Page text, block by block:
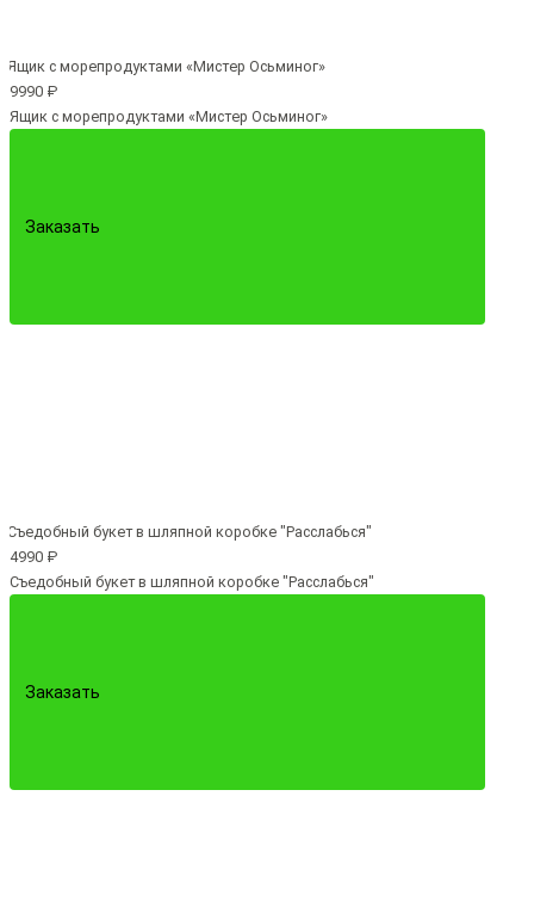
9990 ₽
Ящик с морепродуктами «Мистер Осьминог»
Заказать
4990 ₽
Съедобный букет в шляпной коробке "Расслабься"
Заказать